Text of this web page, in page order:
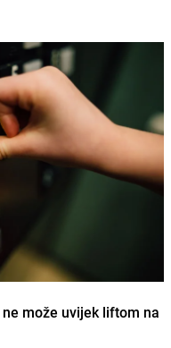
može uvijek liftom na